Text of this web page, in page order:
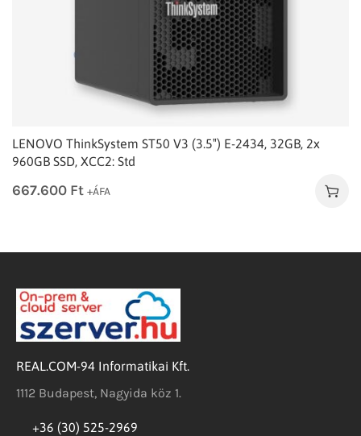
LENOVO ThinkSystem ST50 V3 (3.5″) E-2434, 32GB, 2x
960GB SSD, XCC2: Std
667.600 Ft +ÁFA
REAL.COM-94 Informatikai Kft.
1112 Budapest, Nagyida köz 1.
+36 (30) 525-2969